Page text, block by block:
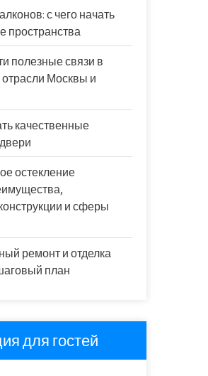
с чего начать
пространства
полезные связи в
отрасли Москвы и
качественные
остекление
и сферы
ремонт и отделка
план
для гостей